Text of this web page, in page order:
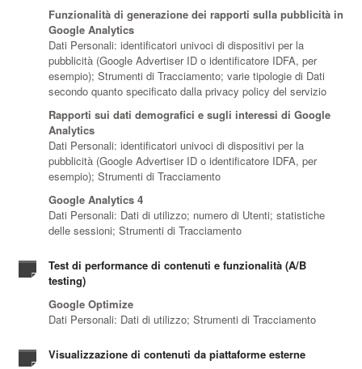
Funzionalità di generazione dei rapporti sulla pubblicità in
Google Analytics
Dati Personali: identificatori univoci di dispositivi per la
pubblicità (Google Advertiser ID o identificatore IDFA, per
esempio); Strumenti di Tracciamento; varie tipologie di Dati
secondo quanto specificato dalla privacy policy del servizio
Rapporti sui dati demografici e sugli interessi di Google
Analytics
Dati Personali: identificatori univoci di dispositivi per la
pubblicità (Google Advertiser ID o identificatore IDFA, per
esempio); Strumenti di Tracciamento
Google Analytics 4
Dati Personali: Dati di utilizzo; numero di Utenti; statistiche
delle sessioni; Strumenti di Tracciamento
Test di performance di contenuti e funzionalità (A/B
testing)
Google Optimize
Dati Personali: Dati di utilizzo; Strumenti di Tracciamento
Visualizzazione di contenuti da piattaforme esterne